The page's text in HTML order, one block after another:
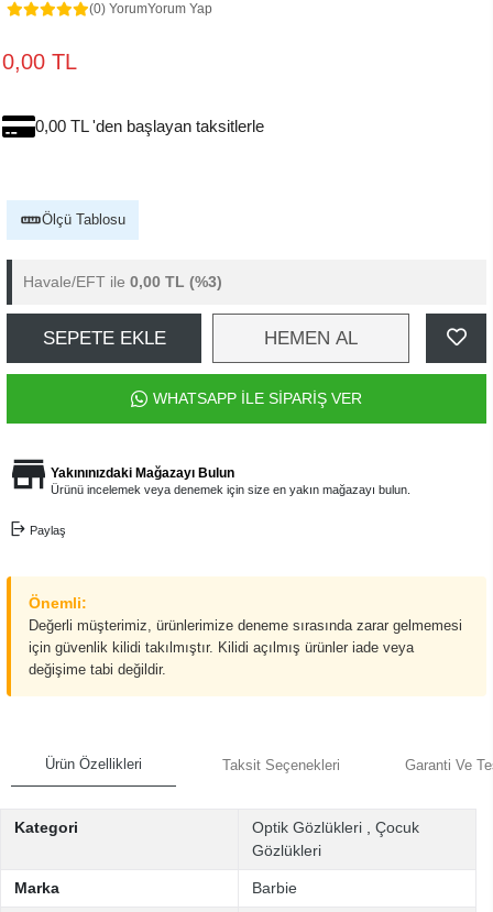
(0) YorumYorum Yap
0,00 TL
0,00 TL 'den başlayan taksitlerle
Ölçü Tablosu
Havale/EFT ile 0,00 TL (%3)
SEPETE EKLE HEMEN AL
WHATSAPP İLE SİPARİŞ VER
Yakınınızdaki Mağazayı Bulun
Ürünü incelemek veya denemek için size en yakın mağazayı bulun.
Paylaş
Önemli:
Değerli müşterimiz, ürünlerimize deneme sırasında zarar gelmemesi
için güvenlik kilidi takılmıştır. Kilidi açılmış ürünler iade veya
değişime tabi değildir.
Ürün Özellikleri Taksit Seçenekleri Garanti Ve
Kategori Optik Gözlükleri
Çocuk
Gözlükleri
Marka Barbie